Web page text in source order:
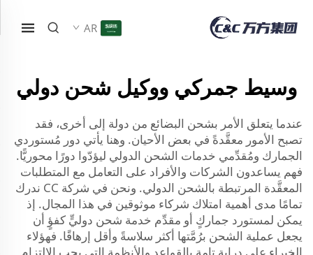
AR
وسيط جمركي ووكيل شحن دولي
عندما يتعلق الأمر بشحن البضائع من دولة إلى أخرى، فقد
تصبح الأمور معقَّدةً في بعض الأحيان. وهنا يأتي دور مُستوردي
الجمارك ومُقدِّمي خدمات الشحن الدولي ليؤدّوا دورًا محوريًّا.
فهم يساعدون الشركات والأفراد على التعامل مع المتطلبات
المعقَّدة المرتبطة بالشحن الدولي. ونحن في شركة CC ندرك
تمامًا مدى أهمية امتلاك شركاء موثوقين في هذا المجال. إذ
يمكن لمستورد جماركٍ أو مقدِّم خدمة شحن دوليٍّ كفؤٍ أن
يجعل عملية الشحن برُمَّتها أكثر سلاسةً وأقل إرهاقًا. فهؤلاء